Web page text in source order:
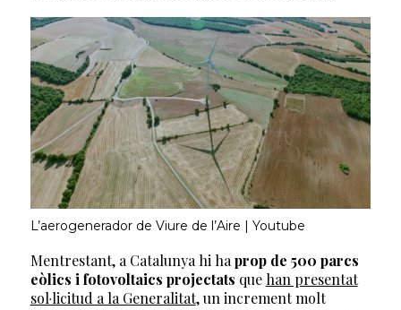
L’aerogenerador de Viure de l’Aire | Youtube
Mentrestant, a Catalunya hi haprop de 500 parcs
eòlics i fotovoltaics projectats que han presentat
sol·licitud a la Generalitat, un increment molt